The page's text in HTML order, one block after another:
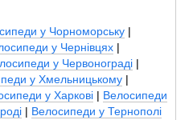
у Чорноморську |
у Чернівцях |
у Червонограді |
у Хмельницькому |
у Харкові | Велосипеди
| Велосипеди у Тернополі